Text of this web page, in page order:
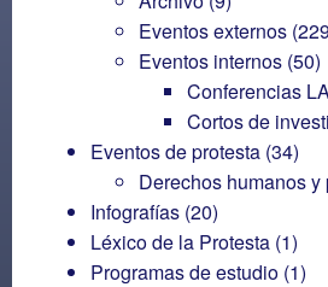
Eventos externos
Eventos internos (50)
Conferencias
Cortos de
Eventos de protesta (34)
Derechos humanos y
Infografías (20)
Léxico de la Protesta (1)
Programas de estudio (1)